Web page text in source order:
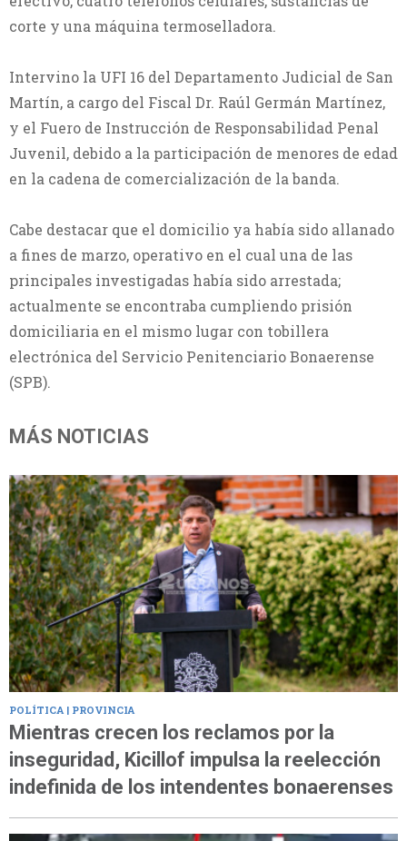
corte y una máquina termoselladora.
Intervino la UFI 16 del Departamento Judicial de San
Martín, a cargo del Fiscal Dr. Raúl Germán Martínez,
y el Fuero de Instrucción de Responsabilidad Penal
Juvenil, debido a la participación de menores de edad
en la cadena de comercialización de la banda.
Cabe destacar que el domicilio ya había sido allanado
a fines de marzo, operativo en el cual una de las
principales investigadas había sido arrestada;
actualmente se encontraba cumpliendo prisión
domiciliaria en el mismo lugar con tobillera
electrónica del Servicio Penitenciario Bonaerense
(SPB).
MÁS NOTICIAS
POLÍTICA | PROVINCIA
Mientras crecen los reclamos por la
inseguridad, Kicillof impulsa la reelección
indefinida de los intendentes bonaerenses